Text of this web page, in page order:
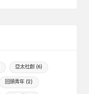
亞太社創 (6)
回頭青年 (2)